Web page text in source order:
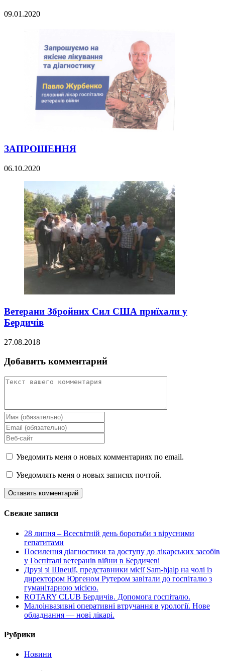
09.01.2020
ЗАПРОШЕННЯ
06.10.2020
Ветерани Збройних Сил США приїхали у
Бердичів
27.08.2018
Добавить комментарий
Уведомить меня о новых комментариях по email.
Уведомлять меня о новых записях почтой.
Свежие записи
28 липня – Всесвітній день боротьби з вірусними
гепатитами
Посилення діагностики та доступу до лікарських засобів
у Госпіталі ветеранів війни в Бердичеві
Друзі зі Швеції, представники місії Sam-hjalp на чолі із
директором Юргеном Рутером завітали до госпіталю з
гуманітарною місією.
ROTARY CLUB Бердичів. Допомога госпіталю.
Малоінвазивні оперативні втручання в урології. Нове
обладнання — нові лікарі.
Рубрики
Новини